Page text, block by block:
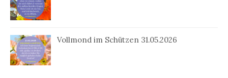
Vollmond im Schützen 31.05.2026